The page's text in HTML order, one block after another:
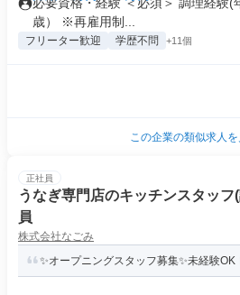
歳） ※再雇用制...
フリーター歓迎 学歴不問 +11個
この企業の類似求人を
正社員
うなぎ専門店のキッチンスタッ
員
株式会社なごみ
✨オープニングスタッフ募集✨未経験OK